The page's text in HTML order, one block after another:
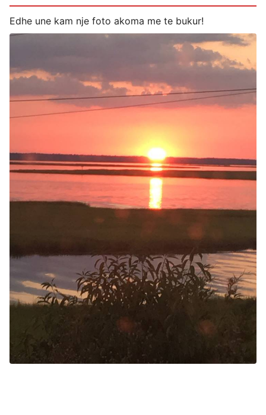
Edhe une kam nje foto akoma me te bukur!